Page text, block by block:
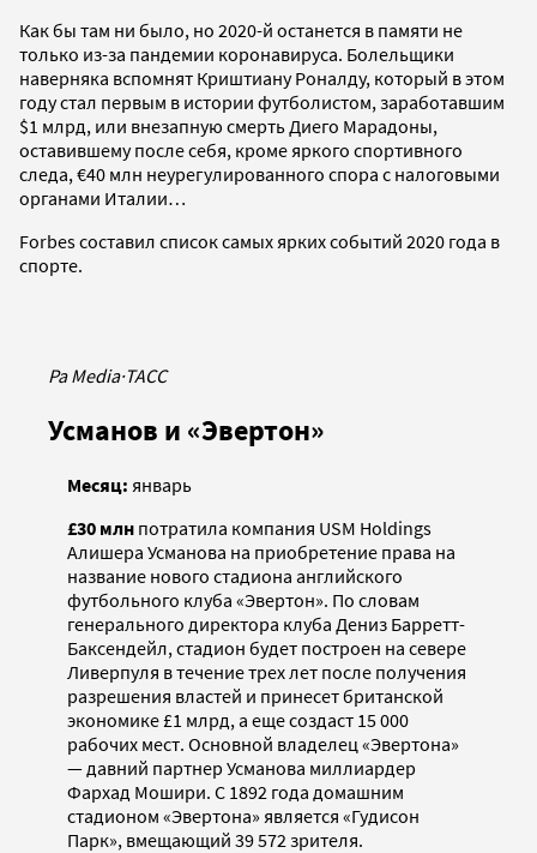
Как бы там ни было, но 2020-й останется в памяти не
только из-за пандемии коронавируса. Болельщики
наверняка вспомнят Криштиану Роналду, который в этом
году стал первым в истории футболистом, заработавшим
$1 млрд, или внезапную смерть Диего Марадоны,
оставившему после себя, кроме яркого спортивного
следа, €40 млн неурегулированного спора с налоговыми
органами Италии…
Forbes составил список самых ярких событий 2020 года в
спорте.
Pa Media·ТАСС
Усманов и «Эвертон»
Месяц: январь
£30 млн потратила компания USM Holdings
Алишера Усманова на приобретение права на
название нового стадиона английского
футбольного клуба «Эвертон». По словам
генерального директора клуба Дениз Барретт-
Баксендейл, стадион будет построен на севере
Ливерпуля в течение трех лет после получения
разрешения властей и принесет британской
экономике £1 млрд, а еще создаст 15 000
рабочих мест. Основной владелец «Эвертона»
— давний партнер Усманова миллиардер
Фархад Мошири. С 1892 года домашним
стадионом «Эвертона» является «Гудисон
Парк», вмещающий 39 572 зрителя.